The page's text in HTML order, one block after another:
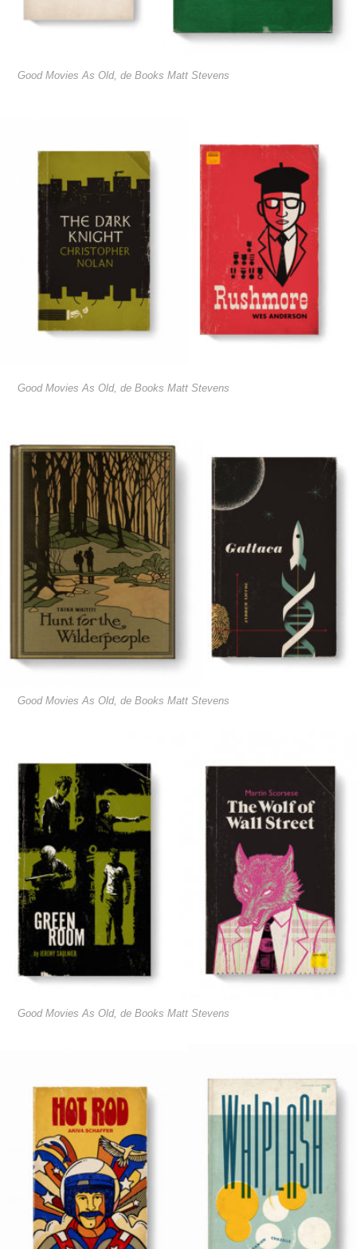
Good Movies As Old, de Books Matt Stevens
Good Movies As Old, de Books Matt Stevens
Good Movies As Old, de Books Matt Stevens
Good Movies As Old, de Books Matt Stevens